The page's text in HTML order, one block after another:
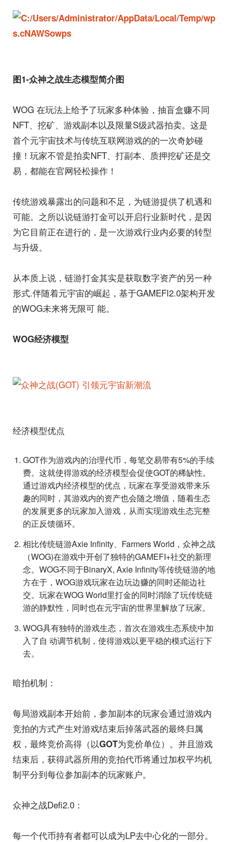
图1-众神之战生态模型简介图
WOG 在玩法上给予了玩家多种体验，抽盲盒赚不同
NFT、挖矿、游戏副本以及限量S级武器拍卖。这是
首个元宇宙技术与传统互联网游戏的的一次奇妙碰
撞！玩家不管是拍卖NFT、打副本、质押挖矿还是交
易，都能在官网轻松操作！
传统游戏暴露出的问题和不足，为链游提供了机遇和
可能。之所以说链游打金可以开启行业新时代，是因
为它目前正在进行的，是一次游戏行业内必要的转型
与升级。
从本质上说，链游打金其实是获取数字资产的另一种
形式.伴随着元宇宙的崛起，基于GAMEFI2.0架构开发
的WOG未来将无限可 能。
WOG经济模型
经济模型优点
GOT作为游戏内的治理代币，每笔交易带有5%的手续
费。这就使得游戏的经济模型会促使GOT的稀缺性。
通过游戏内经济模型的优点，玩家在享受游戏带来乐
趣的同时，其游戏内的资产也会随之增值，随着生态
的发展更多的玩家加入游戏，从而实现游戏生态完整
的正反馈循环。
相比传统链游Axie Infinity、Farmers World，众神之战
（WOG)在游戏中开创了独特的GAMEFI+社交的新理
念。WOG不同于BinaryX, Axie Infinity等传统链游的地
方在于，WOG游戏玩家在边玩边赚的同时还能边社
交。玩家在WOG World里打金的同时消除了玩传统链
游的静默性，同时也在元宇宙的世界里解放了玩家。
WOG具有独特的游戏生态，首次在游戏生态系统中加
入了自 动调节机制，使得游戏以更平稳的模式运行下
去。
暗拍机制：
每局游戏副本开始前，参加副本的玩家会通过游戏内
竞拍的方式产生对游戏结束后掉落武器的最终归属
权，最终竞价高得（以GOT为竞价单位）。并且游戏
结束后，获得武器所用的竞拍代币将通过加权平均机
制平分到每位参加副本的玩家账户。
众神之战Defi2.0：
每一个代币持有者都可以成为LP去中心化的一部分。